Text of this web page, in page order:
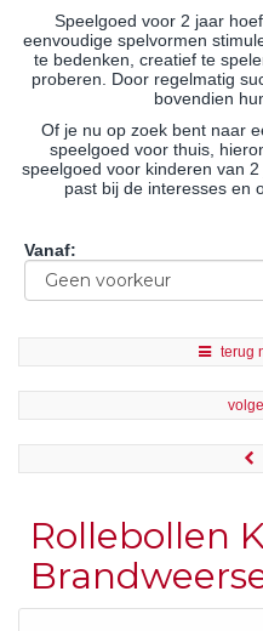
Speelgoed voor 2 jaar
eenvoudige spelvormen
te bedenken, creatief te
proberen. Door regelmatig
bovendien
Of je nu op zoek bent naar
speelgoed voor thuis,
speelgoed voor kinderen van
past bij de interesses en
Vanaf:
terug
Rollebollen